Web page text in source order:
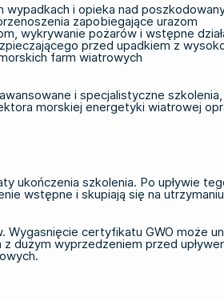
i opieka nad
zapobiegające urazom
wykrywanie pożarów i wstępne
przed upadkiem z
farm wiatrowych
i specjalistyczne
morskiej energetyki wiatrowej
ukończenia szkolenia. Po upływie
wstępne i skupiają się na
certyfikatu GWO może
dużym wyprzedzeniem przed